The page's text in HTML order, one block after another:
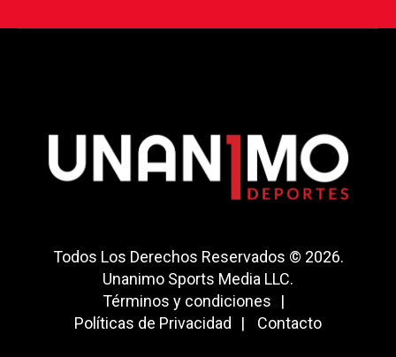
Todos Los Derechos Reservados © 2026.
Unanimo Sports Media LLC.
Términos y condiciones
Políticas de Privacidad
Contacto